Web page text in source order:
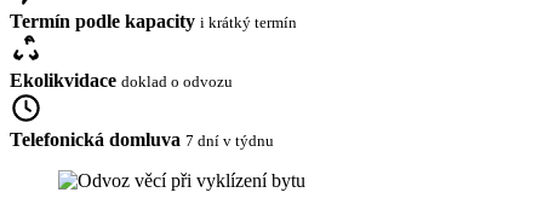
Termín podle kapacity i krátký termín
Ekolikvidace doklad o odvozu
Telefonická domluva 7 dní v týdnu